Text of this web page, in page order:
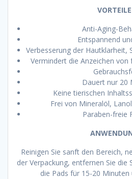
VORTEILE
Anti-Aging-
Entspannend
Verbesserung der Hautklarheit,
Vermindert die Anzeichen von
Dauert nur 20
Keine tierischen
Frei von Mineralöl,
Paraben-freie
Reinigen Sie sanft den Bereich,
der Verpackung, entfernen Sie die
die Pads für 15-20 Minuten